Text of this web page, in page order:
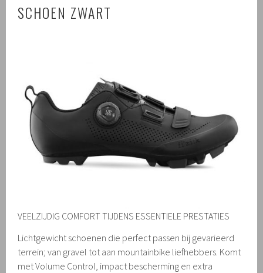
SCHOEN ZWART
VEELZIJDIG COMFORT TIJDENS ESSENTIELE PRESTATIES
Lichtgewicht schoenen die perfect passen bij gevarieerd
terrein; van gravel tot aan mountainbike liefhebbers. Komt
met Volume Control, impact bescherming en extra